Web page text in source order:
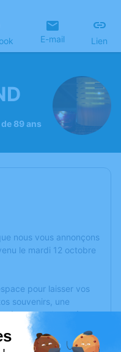
E-mail Lien
89 ans
nous vous annonçons
le mardi 12 octobre
pour laisser vos
souvenirs, une
à travers des poèmes
d'expression dédié à